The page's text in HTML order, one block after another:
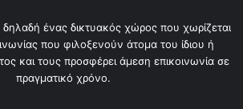
δηλαδή ένας δικτυακός χώρος που χωρίζεται
που φιλοξενούν άτομα του ίδιου ή
και τους προσφέρει άμεση επικοινωνία σε
πραγματικό χρόνο.